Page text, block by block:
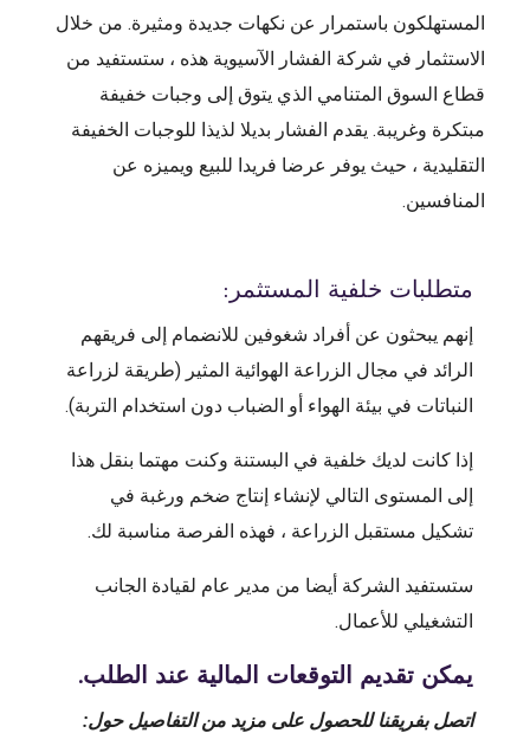
المستهلكون باستمرار عن نكهات جديدة ومثيرة. من خلال
الاستثمار في شركة الفشار الآسيوية هذه ، ستستفيد من
قطاع السوق المتنامي الذي يتوق إلى وجبات خفيفة
مبتكرة وغريبة. يقدم الفشار بديلا لذيذا للوجبات الخفيفة
التقليدية ، حيث يوفر عرضا فريدا للبيع ويميزه عن
المنافسين.
متطلبات خلفية المستثمر:
إنهم يبحثون عن أفراد شغوفين للانضمام إلى فريقهم
الرائد في مجال الزراعة الهوائية المثير (طريقة لزراعة
النباتات في بيئة الهواء أو الضباب دون استخدام التربة).
إذا كانت لديك خلفية في البستنة وكنت مهتما بنقل هذا
إلى المستوى التالي لإنشاء إنتاج ضخم ورغبة في
تشكيل مستقبل الزراعة ، فهذه الفرصة مناسبة لك.
ستستفيد الشركة أيضا من مدير عام لقيادة الجانب
التشغيلي للأعمال.
يمكن تقديم التوقعات المالية عند الطلب.
اتصل بفريقنا للحصول على مزيد من التفاصيل حول: